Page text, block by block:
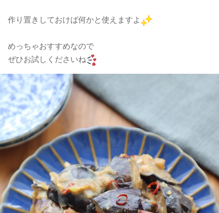
作り置きしておけば何かと使えますよ
めっちゃおすすめなので
ぜひお試しくださいね